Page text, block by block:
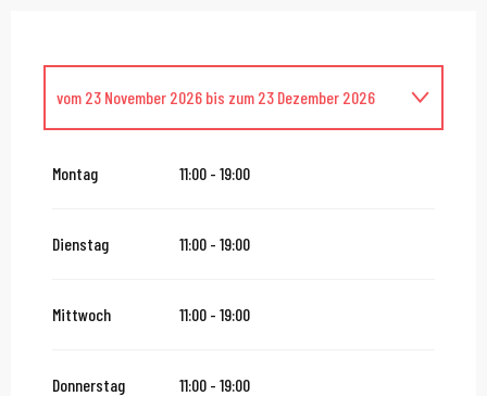
vom 23 November 2026 bis zum 23 Dezember 2026
Montag 11:00 - 19:00
Dienstag 11:00 - 19:00
Mittwoch 11:00 - 19:00
Donnerstag 11:00 - 19:00